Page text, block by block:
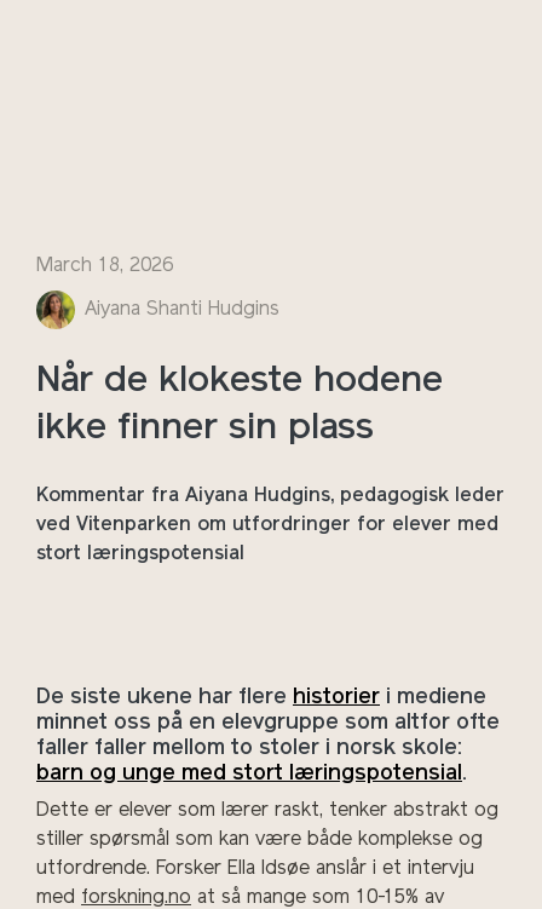
March 18, 2026
Aiyana Shanti Hudgins
Når de klokeste hodene
ikke finner sin plass
Kommentar fra Aiyana Hudgins, pedagogisk leder
ved Vitenparken om utfordringer for elever med
stort læringspotensial
De siste ukene har flere historier i mediene
minnet oss på en elevgruppe som altfor ofte
faller faller mellom to stoler i norsk skole:
barn og unge med stort læringspotensial.
Dette er elever som lærer raskt, tenker abstrakt og
stiller spørsmål som kan være både komplekse og
utfordrende. Forsker Ella Idsøe anslår i et intervju
med forskning.no at så mange som 10-15% av